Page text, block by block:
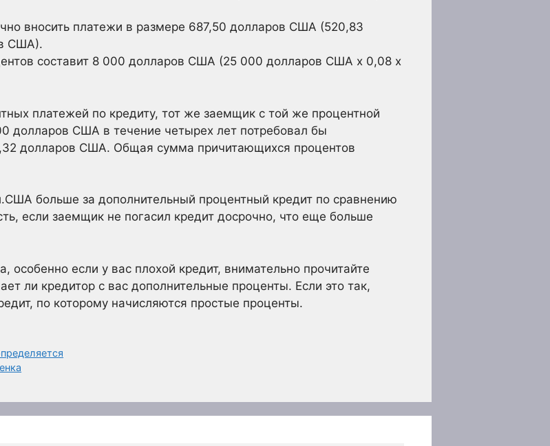
вносить платежи в размере 687,50 долларов США (520,83
США).
составит 8 000 долларов США (25 000 долларов США х 0,08 х
платежей по кредиту, тот же заемщик с той же процентной
долларов США в течение четырех лет потребовал бы
долларов США. Общая сумма причитающихся процентов
больше за дополнительный процентный кредит по сравнению
если заемщик не погасил кредит досрочно, что еще больше
особенно если у вас плохой кредит, внимательно прочитайте
ли кредитор с вас дополнительные проценты. Если это так,
по которому начисляются простые проценты.